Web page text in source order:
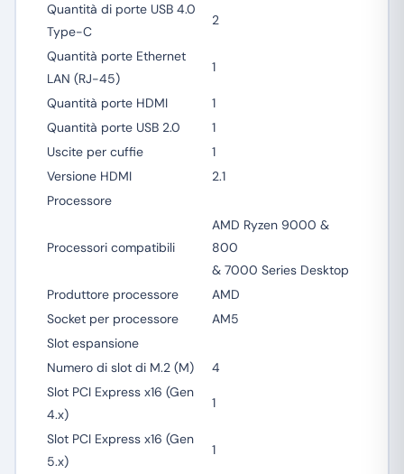
Quantità di porte USB 4.0
Type-C
2
Quantità porte Ethernet
LAN (RJ-45)
1
Quantità porte HDMI
1
Quantità porte USB 2.0
1
Uscite per cuffie
1
Versione HDMI
2.1
Processore
Processori compatibili
AMD Ryzen 9000 &
800
& 7000 Series Desktop
Produttore processore
AMD
Socket per processore
AM5
Slot espansione
Numero di slot di M.2 (M)
4
Slot PCI Express x16 (Gen
4.x)
1
Slot PCI Express x16 (Gen
5.x)
1